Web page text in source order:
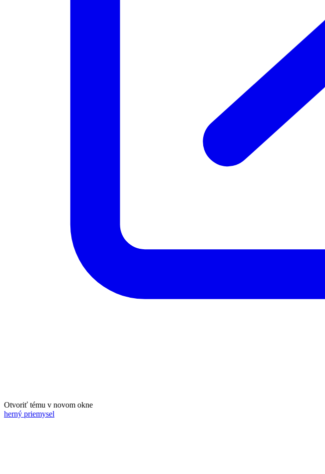
Otvoriť tému v novom okne
herný priemysel